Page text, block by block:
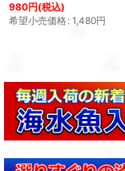
980円(税込)
希望小売価格: 1,480円